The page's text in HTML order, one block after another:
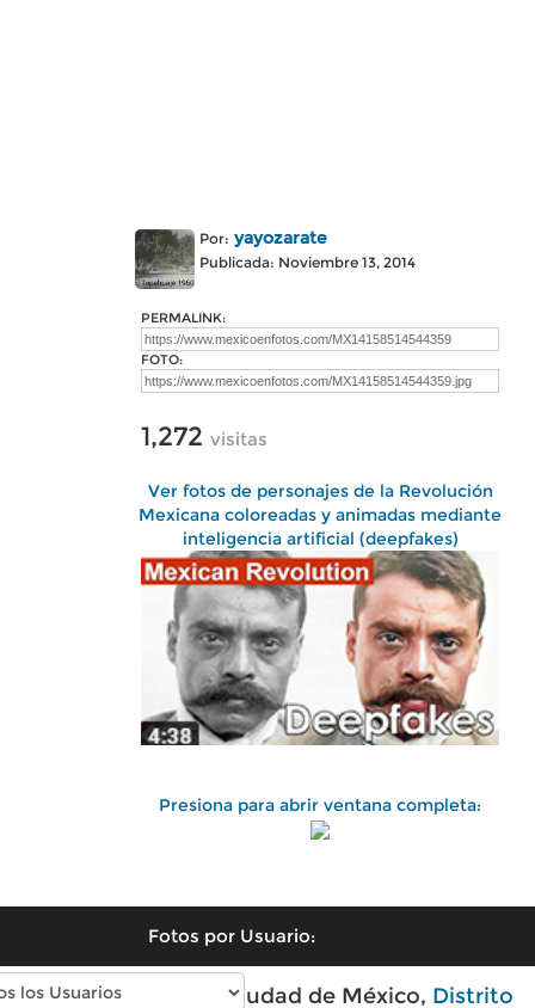
Por: yayozarate
Publicada: Noviembre 13, 2014
PERMALINK:
FOTO:
1,272 visitas
Ver fotos de personajes de la Revolución
Mexicana coloreadas y animadas mediante
inteligencia artificial (deepfakes)
Presiona para abrir ventana completa:
Fotos por Usuario:
Fotos antiguas de Ciudad de México, Distrito